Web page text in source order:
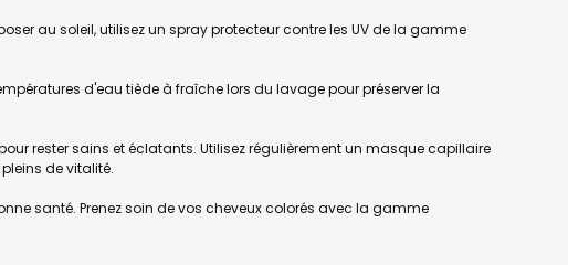
au soleil, utilisez un spray protecteur contre les UV de la gamme
d'eau tiède à fraîche lors du lavage pour préserver la
rester sains et éclatants. Utilisez régulièrement un masque capillaire
de vitalité.
santé. Prenez soin de vos cheveux colorés avec la gamme